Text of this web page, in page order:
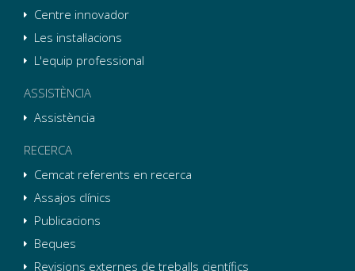
Centre innovador
Les instal·lacions
L'equip professional
ASSISTÈNCIA
Assistència
RECERCA
Cemcat referents en recerca
Assajos clínics
Publicacions
Beques
Revisions externes de treballs científics